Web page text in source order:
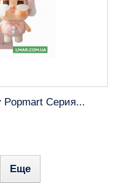
Popmart Серия...
Еще